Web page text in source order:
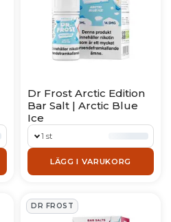
Dr Frost Arctic Edition
Bar Salt | Arctic Blue
Ice
1 st
LÄGG I VARUKORG
DR FROST